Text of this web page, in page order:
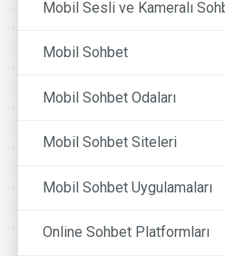
Mobil Sesli ve Kameralı
Mobil Sohbet
Mobil Sohbet Odaları
Mobil Sohbet Siteleri
Mobil Sohbet Uygulamaları
Online Sohbet Platformları